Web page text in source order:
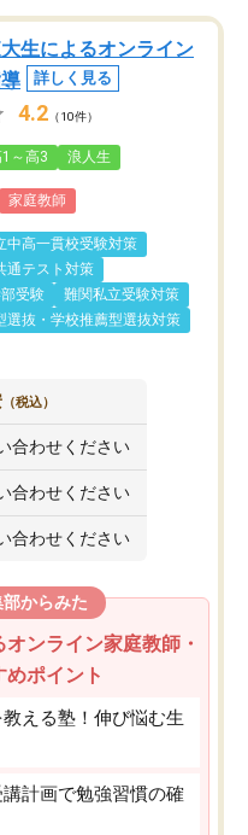
生によるオンライン
詳しく見る
4.2 （10件）
～高3 浪人生
家庭教師
中高一貫校受験対策
通テスト対策
受験
難関私立受験対策
選抜・学校推薦型選抜対策
（税込）
合わせください
合わせください
合わせください
からみた
ンライン家庭教師・
ポイント
える塾！伸び悩む生
計画で勉強習慣の確